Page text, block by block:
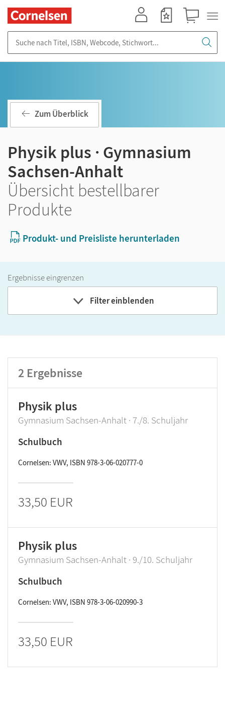
Zum Überblick
Physik plus · Gymnasium
Sachsen-Anhalt
Übersicht bestellbarer
Produkte
Produkt- und Preisliste herunterladen
Ergebnisse eingrenzen
Filter einblenden
Band
Klassenstufe
Produktart
2 Ergebnisse
Physik plus
Gymnasium Sachsen-Anhalt · 7./8. Schuljahr
Schulbuch
Cornelsen: VWV, ISBN 978-3-06-020777-0
33,50 EUR
Physik plus
Gymnasium Sachsen-Anhalt · 9./10. Schuljahr
Schulbuch
Cornelsen: VWV, ISBN 978-3-06-020990-3
33,50 EUR